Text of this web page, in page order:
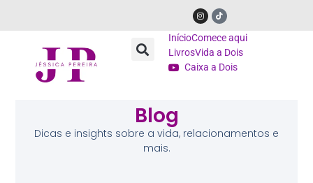
InícioComece aqui
LivrosVida a Dois
Caixa a Dois
Blog
Dicas e insights sobre a vida, relacionamentos e
mais.